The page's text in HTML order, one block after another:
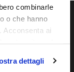
combinarle
o che hanno
Acconsenta ai
dettagli
9909099 oppure